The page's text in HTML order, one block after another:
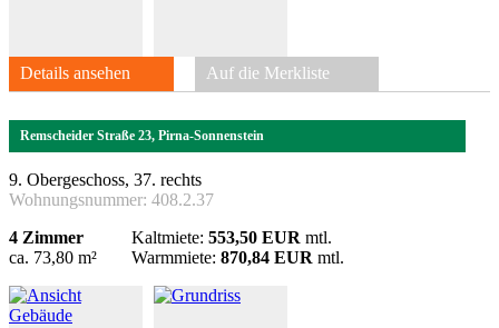
Details ansehen Auf die Merkliste
Remscheider Straße 23, Pirna-Sonnenstein
9. Obergeschoss, 37. rechts
Wohnungsnummer: 408.2.37
4 Zimmer
ca. 73,80 m²
Kaltmiete: 553,50 EUR mtl.
Warmmiete: 870,84 EUR mtl.